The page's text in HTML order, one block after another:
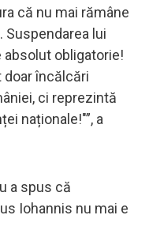
că nu mai rămâne
Suspendarea lui
absolut obligatorie!
doar încălcări
ci reprezintă
naționale!"”, a
a spus că
Iohannis nu mai e